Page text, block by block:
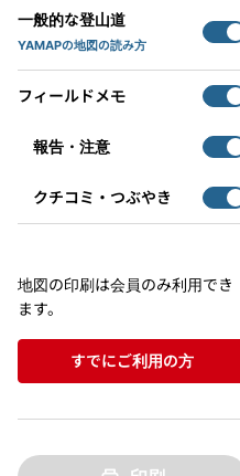
2:45 ▶
◀ 1:40
一般的な登山道
YAMAPの地図の読み方
フィールドメモ
報告・注意
クチコミ・つぶやき
地図の印刷は会員のみ利用でき
ます。
すでにご利用の方